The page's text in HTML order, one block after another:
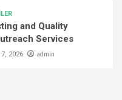
and Quality
Services
2026 admin